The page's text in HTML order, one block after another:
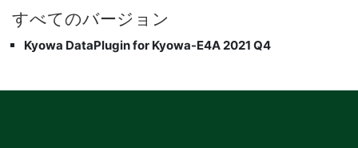
すべてのバージョン
Kyowa DataPlugin for Kyowa-E4A 2021 Q4